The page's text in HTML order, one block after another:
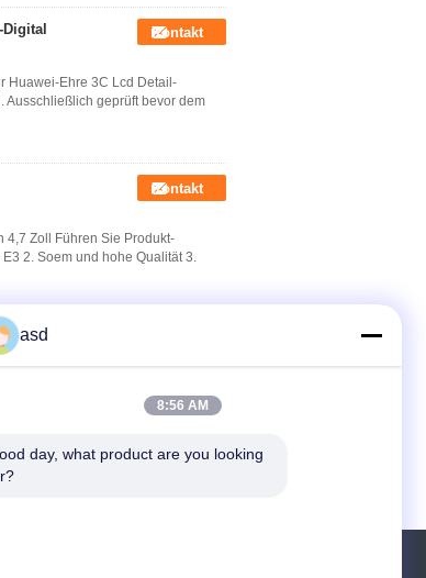
Kontakt
Huawei-Ehre 3C Lcd Detail-
Ausschließlich geprüft bevor dem
Kontakt
4,7 Zoll Führen Sie Produkt-
2. Soem und hohe Qualität 3.
für iPhone 6plus
2. Markenname: oknuo 3.
asd
8:56 AM
day, what product are you looking